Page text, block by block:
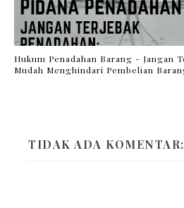
Hukum Penadahan Barang - Jangan
Mudah Menghindari Pembelian
TIDAK ADA KOMENTAR: